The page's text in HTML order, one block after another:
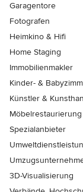
Garagentore
Fotografen
Heimkino & Hifi
Home Staging
Immobilienmakler
Kinder- &
Künstler &
Möbelrestaurierung
Spezialanbieter
3D-Visualisierung